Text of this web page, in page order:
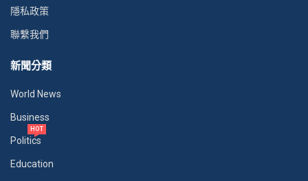
隱私政策
聯繫我們
新聞分類
World News
Business
Politics
HOT
Education